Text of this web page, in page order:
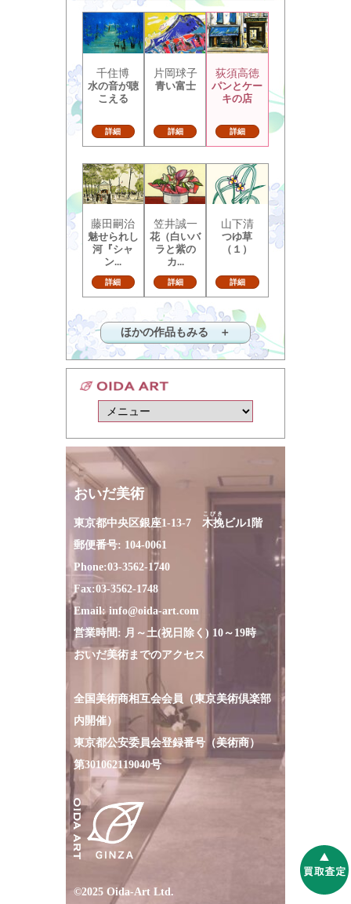
千住博
水の音が聴
こえる
詳細
片岡球子
青い富士
詳細
荻須高徳
パンとケー
キの店
詳細
藤田嗣治
魅せられし
河『シャ
ン...
詳細
笠井誠一
花（白いバ
ラと紫の
カ...
詳細
山下清
つゆ草
（１）
詳細
ほかの作品もみる ＋
おいだ美術
東京都中央区銀座1-13-7 木挽
こびき
ビル1階
郵便番号: 104-0061
Phone:03-3562-1740
Fax:03-3562-1748
Email:info@oida-art.com
営業時間: 月～土(祝日除く) 10～19時
おいだ美術までのアクセス
全国美術商相互会会員（東京美術倶楽部
内開催）
東京都公安委員会登録番号（美術商）
第301062119040号
©2025 Oida-Art Ltd.